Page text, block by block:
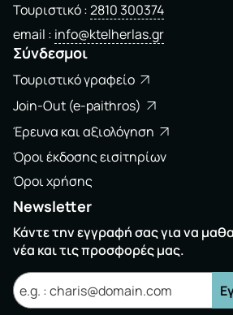
Τουριστικό 2810 300374
email info@ktelherlas.gr
Σύνδεσμοι
Τουριστικό γραφείο
Join-Out (e-paithros)
Έρευνα και αξιολόγηση
Όροι έκδοσης εισiτηρίων
Όροι χρήσης
Newsletter
Κάντε την εγγραφή σας για να
νέα και τις προσφορές μας.